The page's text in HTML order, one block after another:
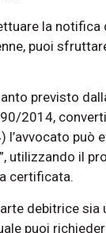
la notifica
puoi
previsto
2014,
l’avvocato può
utilizzando il
certificata.
debitrice sia
puoi